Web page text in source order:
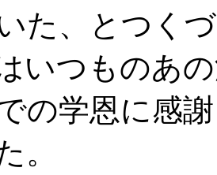
た、とつく
いつものあ
の学恩に感
。